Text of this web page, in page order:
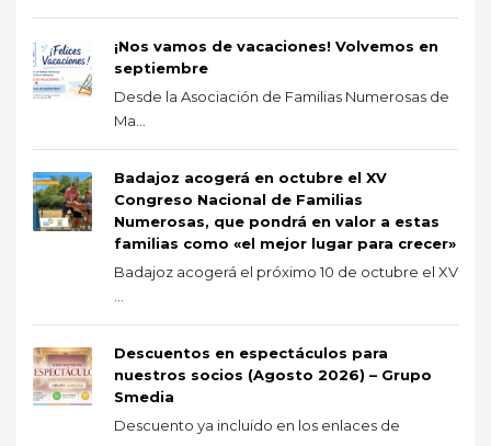
¡Nos vamos de vacaciones! Volvemos en
septiembre
Desde la Asociación de Familias Numerosas de
Ma...
Badajoz acogerá en octubre el XV
Congreso Nacional de Familias
Numerosas, que pondrá en valor a estas
familias como «el mejor lugar para crecer»
Badajoz acogerá el próximo 10 de octubre el XV
Descuentos en espectáculos para
nuestros socios (Agosto 2026) – Grupo
Smedia
Descuento ya incluido en los enlaces de